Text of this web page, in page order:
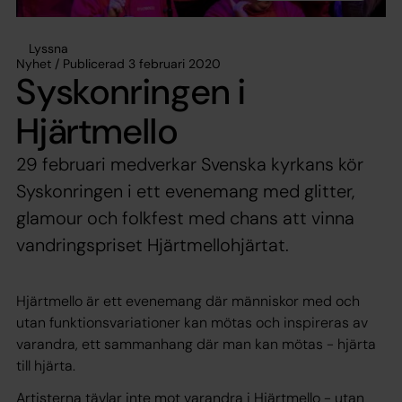
Lyssna
Nyhet / Publicerad 3 februari 2020
Syskonringen i
Hjärtmello
29 februari medverkar Svenska kyrkans kör
Syskonringen i ett evenemang med glitter,
glamour och folkfest med chans att vinna
vandringspriset Hjärtmellohjärtat.
Hjärtmello är ett evenemang där människor med och
utan funktionsvariationer kan mötas och inspireras av
varandra, ett sammanhang där man kan mötas - hjärta
till hjärta.
Artisterna tävlar inte mot varandra i Hjärtmello - utan